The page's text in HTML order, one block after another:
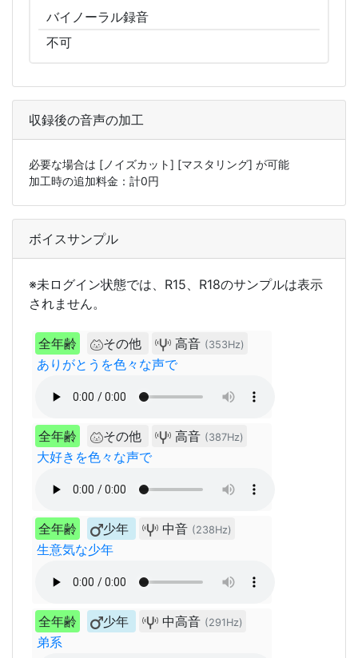
バイノーラル録音
不可
収録後の音声の加工
必要な場合は [ノイズカット] [マスタリング] が可能
加工時の追加料金：計0円
ボイスサンプル
※未ログイン状態では、R15、R18のサンプルは表示
されません。
全年齢 その他 高音 (353Hz)
ありがとうを色々な声で
全年齢 その他 高音 (387Hz)
大好きを色々な声で
全年齢 少年 中音 (238Hz)
生意気な少年
全年齢 少年 中高音 (291Hz)
弟系